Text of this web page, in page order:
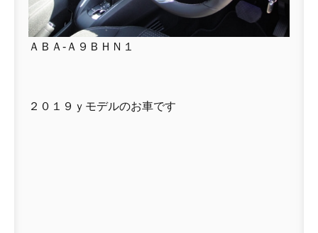
ＡＢＡ-Ａ９ＢＨＮ１
２０１９ｙモデルのお車です